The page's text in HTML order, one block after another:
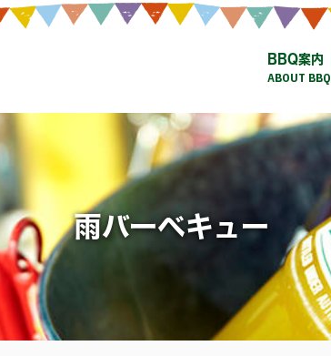
BBQ案内
ABOUT BBQ
雨バーベキュー